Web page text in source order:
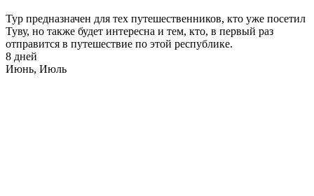
Тур предназначен для тех путешественников, кто уже посетил
Туву, но также будет интересна и тем, кто, в первый раз
отправится в путешествие по этой республике.
8 дней
Июнь, Июль